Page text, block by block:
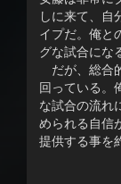
しに来て、自
イプだ。俺と
グな試合にな
だが、総合
回っている。
な試合の流れ
められる自信
提供する事を